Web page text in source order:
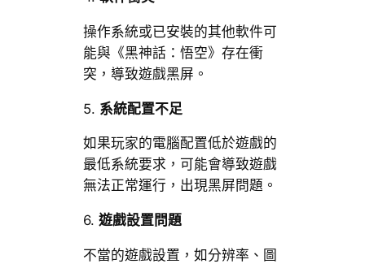
操作系統或已安裝的其他軟件可
能與《黑神話：悟空》存在衝
突，導致遊戲黑屏。
5. 系統配置不足
如果玩家的電腦配置低於遊戲的
最低系統要求，可能會導致遊戲
無法正常運行，出現黑屏問題。
6. 遊戲設置問題
不當的遊戲設置，如分辨率、圖